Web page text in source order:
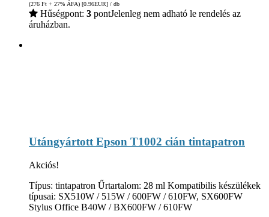
(276 Ft + 27% ÁFA) [0.96EUR] / db
Hűségpont: 3 pontJelenleg nem adható le rendelés az
áruházban.
Utángyártott Epson T1002 cián tintapatron
Akciós!
Típus: tintapatron Űrtartalom: 28 ml Kompatibilis készülékek
típusai: SX510W / 515W / 600FW / 610FW, SX600FW
Stylus Office B40W / BX600FW / 610FW